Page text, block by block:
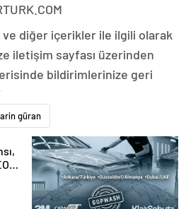
ve diğer içerikler ile ilgili olarak
iletişim sayfası üzerinden
bildirimlerinize geri
güran